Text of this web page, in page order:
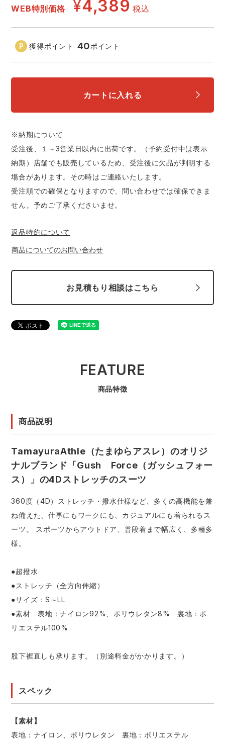
防寒
カジュアル
アタックベース サンエス
中塚被服 イーブンリバー
弘進ゴム
福山ゴム工業 ビッグボーン商事株式会社
WEB特別価格 ¥4,389 税込
獲得ポイント 40ポイント
カートに入れる
※納期について
受注後、１～3営業日以内に出荷です。（予約受付中は表示
納期）店舗でも販売しているため、受注後に欠品が判明する
場合があります。その時はご連絡いたします。
受注順での確保となりますので、問い合わせでは確保できま
せん。予めご了承くださいませ。
返品特約について
商品についてのお問い合わせ
お見積もり相談はこちら
FEATURE
商品特徴
商品説明
TamayuraAthle（たまゆらアスレ）のオリジ
ナルブランド「Gush Force（ガッシュフォー
ス）」の4Dストレッチのスーツ
360度（4D）ストレッチ・撥水仕様など、多くの高機能を兼
ね備えた、仕事にもワークにも、カジュアルにも着られるス
ーツ。 スポーツからアウトドア、普段着まで幅広く、多種多
様。
●超撥水
●ストレッチ（全方向伸縮）
●サイズ：S～LL
●素材 表地：ナイロン92%、ポリウレタン8% 裏地：ポ
リエステル100%
股下裾直しも承ります。（別途料金がかかります。）
スペック
【素材】
表地：ナイロン、ポリウレタン 裏地：ポリエステル